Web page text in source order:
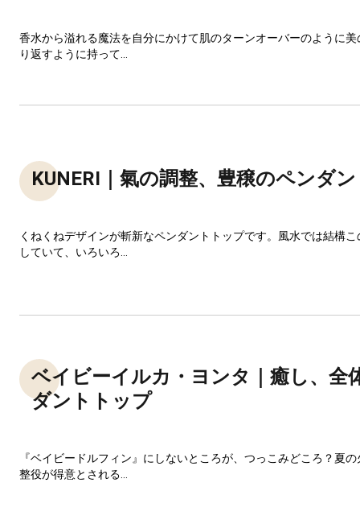
香水から溢れる魔法を自分にかけて肌のターンオーバーのように
り返すように持って...
KUNERI｜氣の調整、豊穣のペンダ
くねくねデザインが斬新なペンダントトップです。風水では結構
していて、いろいろ...
ベイビーイルカ・ヨンタ｜癒し、全
ダントトップ
『ベイビードルフィン』にしないところが、つっこみどころ？夏
整役が得意とされる...